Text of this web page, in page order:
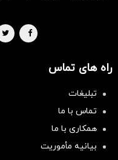
راه های تماس
تبلیغات
تماس با ما
همکاری با ما
بیانیه مأموریت